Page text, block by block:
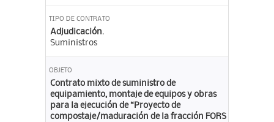
TIPO DE CONTRATO
Adjudicación.
Suministros
OBJETO
Contrato mixto de suministro de
equipamiento, montaje de equipos y obras
para la ejecución de “Proyecto de
compostaje/maduración de la fracción FORS